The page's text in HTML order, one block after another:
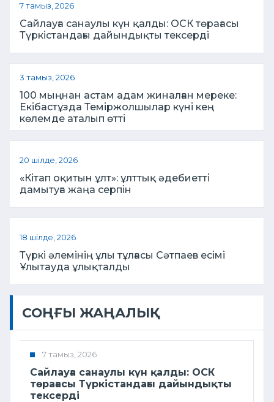
7 тамыз, 2026
Сайлауға санаулы күн қалды: ОСК төрағасы
Түркістандағы дайындықты тексерді
3 тамыз, 2026
100 мыңнан астам адам жиналған мереке:
Екібастұзда Теміржолшылар күні кең
көлемде аталып өтті
20 шілде, 2026
«Кітап оқитын ұлт»: ұлттық әдебиетті
дамытуға жаңа серпін
18 шілде, 2026
Түркі әлемінің ұлы тұлғасы Сәтпаев есімі
Ұлытауда ұлықталды
СОҢҒЫ ЖАҢАЛЫҚ
7 тамыз, 2026
Сайлауға санаулы күн қалды: ОСК
төрағасы Түркістандағы дайындықты
тексерді